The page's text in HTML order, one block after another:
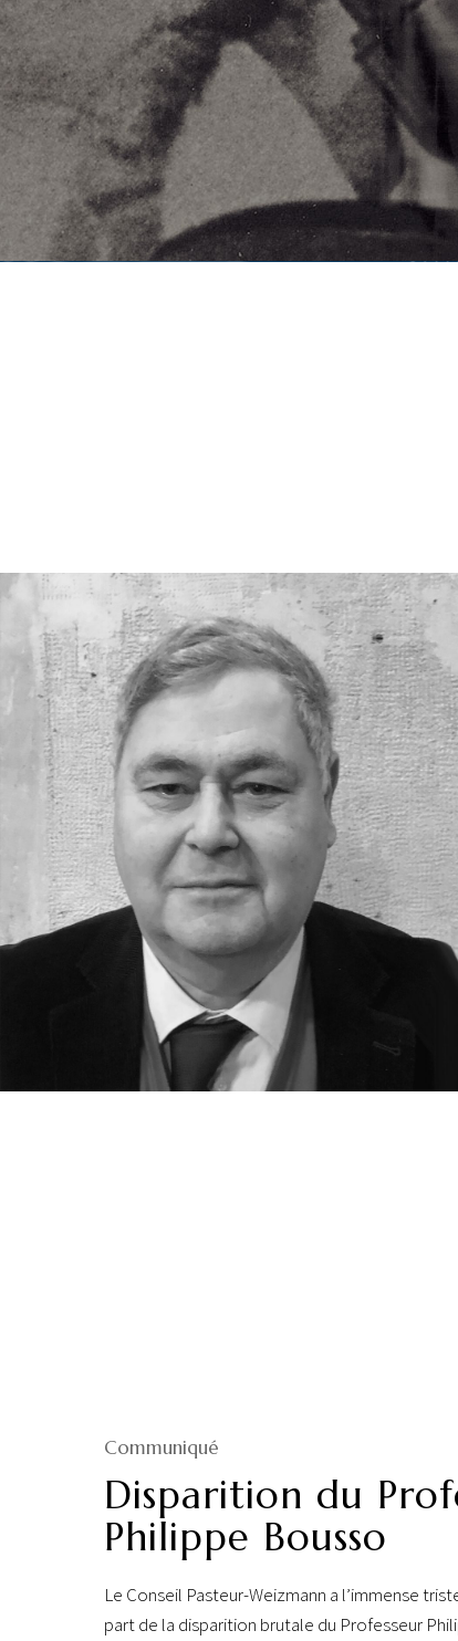
Communiqué
Disparition du
Philippe Bousso
Le Conseil Pasteur-Weizmann a l’immense
part de la disparition brutale du Professeur